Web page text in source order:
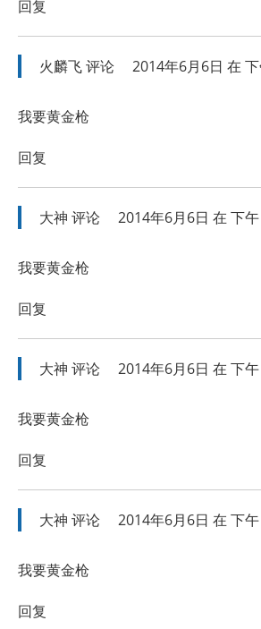
回复
火麟飞评论 2014年6月6日 在
我要黄金枪
回复
大神 评论 2014年6月6日 在 下
我要黄金枪
回复
大神 评论 2014年6月6日 在 下
我要黄金枪
回复
大神 评论 2014年6月6日 在 下
我要黄金枪
回复